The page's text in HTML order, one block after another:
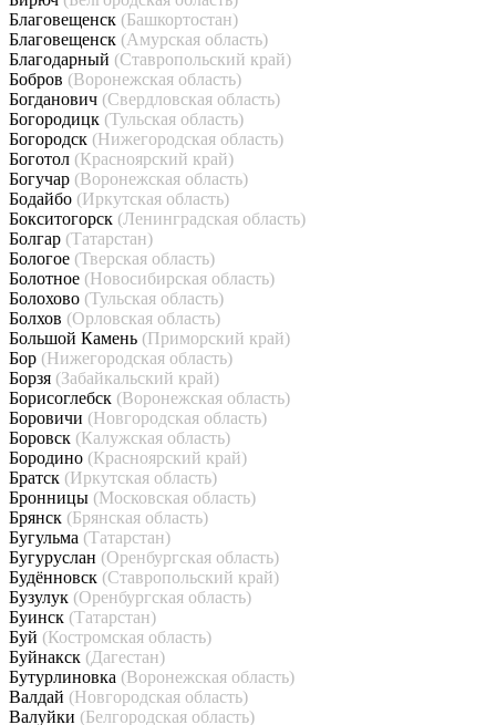
Благовещенск (Башкортостан)
Благовещенск (Амурская область)
Благодарный (Ставропольский край)
Бобров (Воронежская область)
Богданович (Свердловская область)
Богородицк (Тульская область)
Богородск (Нижегородская область)
Боготол (Красноярский край)
Богучар (Воронежская область)
Бодайбо (Иркутская область)
Бокситогорск (Ленинградская область)
Болгар (Татарстан)
Бологое (Тверская область)
Болотное (Новосибирская область)
Болохово (Тульская область)
Болхов (Орловская область)
Большой Камень (Приморский край)
Бор (Нижегородская область)
Борзя (Забайкальский край)
Борисоглебск (Воронежская область)
Боровичи (Новгородская область)
Боровск (Калужская область)
Бородино (Красноярский край)
Братск (Иркутская область)
Бронницы (Московская область)
Брянск (Брянская область)
Бугульма (Татарстан)
Бугуруслан (Оренбургская область)
Будённовск (Ставропольский край)
Бузулук (Оренбургская область)
Буинск (Татарстан)
Буй (Костромская область)
Буйнакск (Дагестан)
Бутурлиновка (Воронежская область)
Валдай (Новгородская область)
Валуйки (Белгородская область)